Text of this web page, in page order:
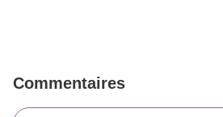
Commentaires